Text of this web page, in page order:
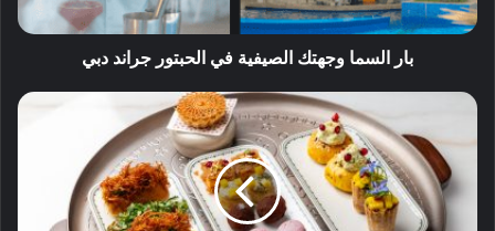
بار السما وجهتك الصيفية في الحبتور جراند دبي